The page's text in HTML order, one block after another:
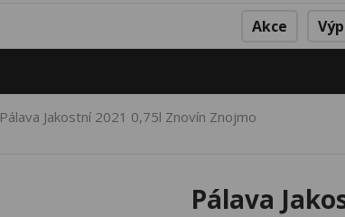
Akce
Pálava Jakostní 2021 0,75l Znovín Znojmo
Pálava